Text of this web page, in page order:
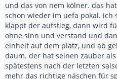
und das von nem kölner. das
schon wieder im uefa pokal.
klappt der aufstieg, dann wird
ohne sinn und verstand und
einheit auf dem platz, und ab
daum. der hat seinen zauber
spätestens nach der letzten
mehr das richtige näschen für